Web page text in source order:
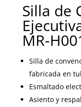
Silla de
MR-
Silla de
fabricada en
Esmaltado
Asiento y